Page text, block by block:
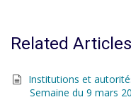
Related Articles
Institutions et
Semaine du 9 mars